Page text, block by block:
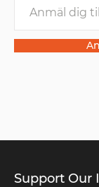
Support Our